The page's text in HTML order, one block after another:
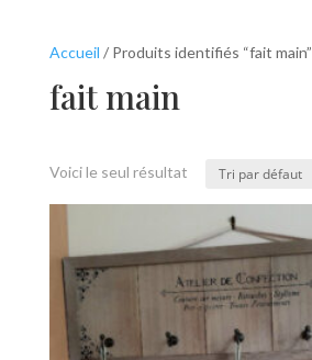
Accueil / Produits identifiés “fait main”
fait main
Voici le seul résultat